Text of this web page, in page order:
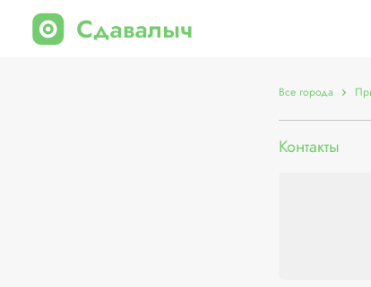
Все города
Контакты